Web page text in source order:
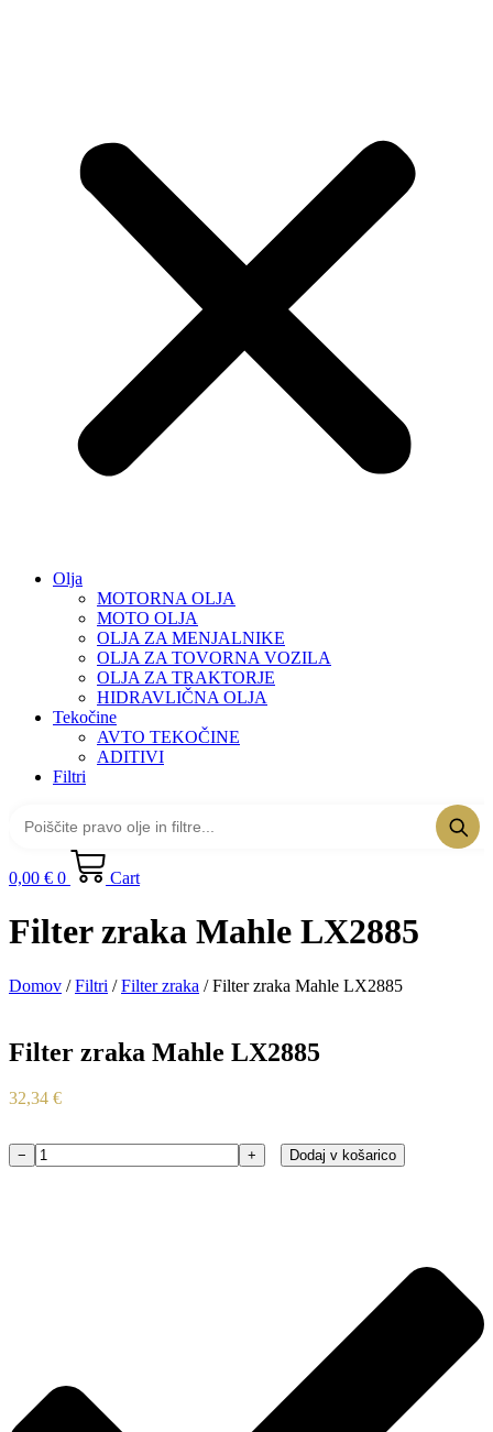
Olja
MOTORNA OLJA
MOTO OLJA
OLJA ZA MENJALNIKE
OLJA ZA TOVORNA VOZILA
OLJA ZA TRAKTORJE
HIDRAVLIČNA OLJA
Tekočine
AVTO TEKOČINE
ADITIVI
Filtri
0,00 € 0 Cart
Filter zraka Mahle LX2885
Domov /Filtri /Filter zraka / Filter zraka Mahle LX2885
Filter zraka Mahle LX2885
32,34 €
Filter
− + Dodaj v košarico